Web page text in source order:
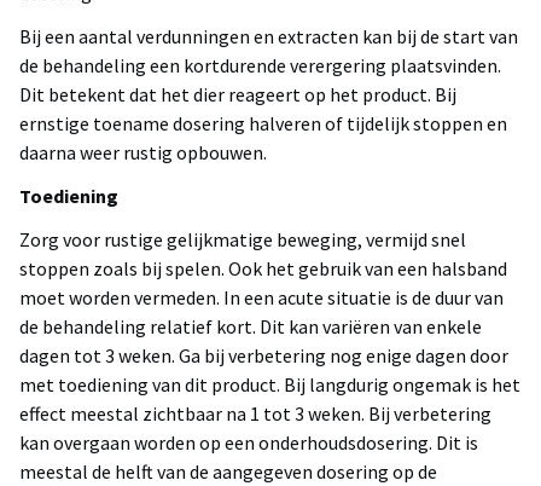
Bij een aantal verdunningen en extracten kan bij de start van
de behandeling een kortdurende verergering plaatsvinden.
Dit betekent dat het dier reageert op het product. Bij
ernstige toename dosering halveren of tijdelijk stoppen en
daarna weer rustig opbouwen.
Toediening
Zorg voor rustige gelijkmatige beweging, vermijd snel
stoppen zoals bij spelen. Ook het gebruik van een halsband
moet worden vermeden. In een acute situatie is de duur van
de behandeling relatief kort. Dit kan variëren van enkele
dagen tot 3 weken. Ga bij verbetering nog enige dagen door
met toediening van dit product. Bij langdurig ongemak is het
effect meestal zichtbaar na 1 tot 3 weken. Bij verbetering
kan overgaan worden op een onderhoudsdosering. Dit is
meestal de helft van de aangegeven dosering op de